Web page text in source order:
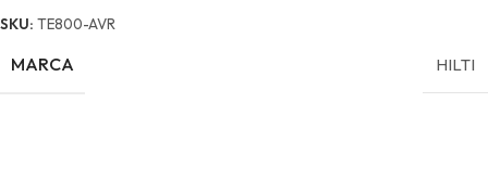
SKU: TE800-AVR
MARCA HILTI